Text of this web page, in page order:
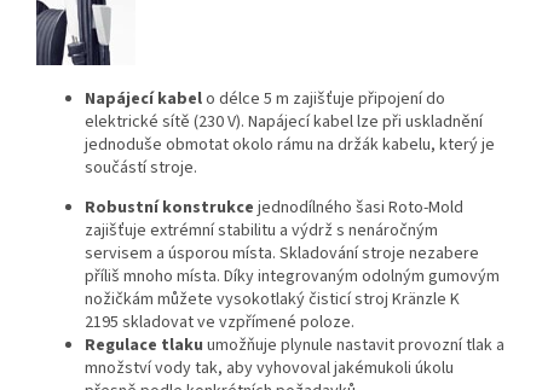
Napájecí kabelo délce 5 m zajišťuje připojení do
elektrické sítě (230 V). Napájecí kabel lze při uskladnění
jednoduše obmotat okolo rámu na držák kabelu, který je
součástí stroje.
Robustní konstrukce jednodílného šasi Roto-Mold
zajišťuje extrémní stabilitu a výdrž s nenáročným
servisem a úsporou místa. Skladování stroje nezabere
příliš mnoho místa. Díky integrovaným odolným gumovým
nožičkám můžete vysokotlaký čisticí stroj Kränzle K
2195 skladovat ve vzpřímené poloze.
Regulace tlaku umožňuje plynule nastavit provozní tlak a
množství vody tak, aby vyhovoval jakémukoli úkolu